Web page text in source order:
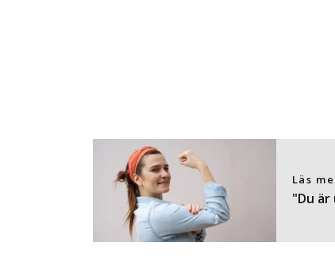
Läs
"Du är